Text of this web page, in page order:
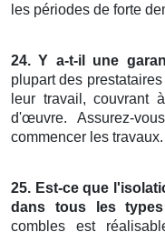
les périodes de forte
24. Y a-t-il une
plupart des
leur travail, couvrant
d'œuvre. Assurez-
commencer les travaux.
25. Est-ce que
dans tous les
combles est